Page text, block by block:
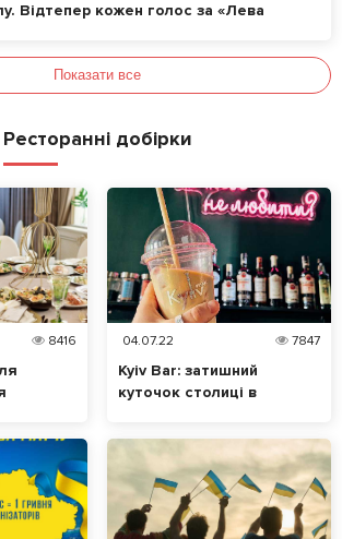
Відтепер кожен голос за «Лева
Показати все
Ресторанні добірки
8416 04.07.22 7847
Kyiv Bar: затишний
куточок столиці в